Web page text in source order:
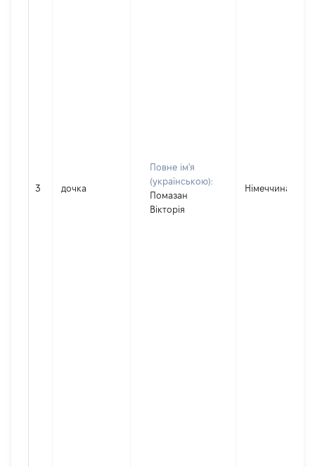
3 дочка
Повне ім'я
(українською):
Помазан
Вікторія
Німеччина